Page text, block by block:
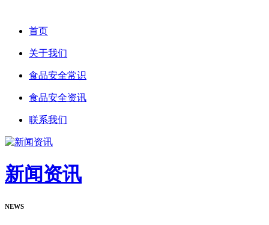
首页
关于我们
食品安全常识
食品安全资讯
联系我们
新闻资讯
NEWS